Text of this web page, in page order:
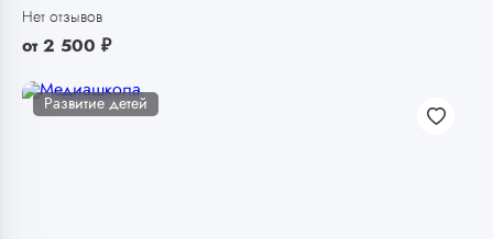
Нет отзывов
от 2 500 ₽
Развитие детей